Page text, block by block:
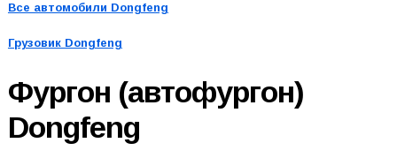
Все автомобили Dongfeng
Грузовик Dongfeng
Фургон (автофургон)
Dongfeng